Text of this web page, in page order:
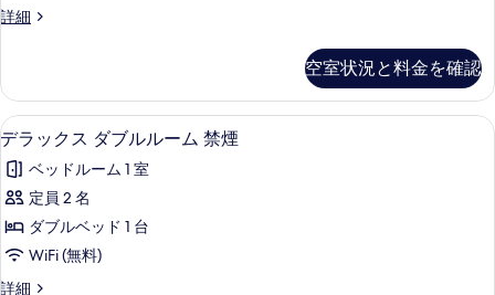
を
示
す
る
幅
ル
ベ
ッ
ド】
の
す
幅
ベ
ッ
ド】
の
詳
細
ダ
ル
ル
ー
ム
禁
煙
の
す
詳細
ス
ー
ド
ダ
ル
ル
ム
禁
空室状況と料金を確認
デ
ラ
ッ
ク
ス
デラックス ダブルルーム 禁煙 | デス
4
デラックス ダブルルーム 禁煙
ベッドルーム 1 室
定員 2 名
ダブルベッド 1 台
WiFi (無料)
詳細
デ